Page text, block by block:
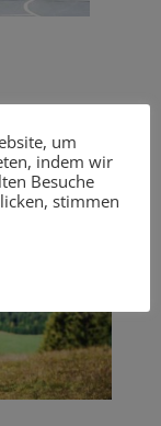
um
indem wir
Besuche
stimmen